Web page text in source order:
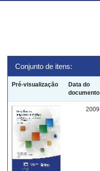
Conjunto de itens:
Pré-visualização
Data do
documento
2009